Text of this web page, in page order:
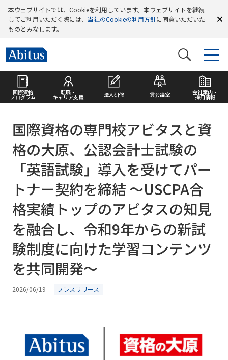
本ウェブサイトでは、Cookieを利用しています。本ウェブサイトを継続
してご利用いただく際には、 当社のCookieの利用方針に同意いただいた
ものとみなします。
国際資格
プログラム
転職・
キャリア支援 法人研修 貸会議室 会社案内・
採用情報
国際資格の専門校アビタスと資
格の大原、公認会計士試験の
「英語試験」導入を受けてパー
トナー契約を締結 ～USCPA合
格実績トップのアビタスの知見
を融合し、令和9年からの新試
験制度に向けた学習コンテンツ
を共同開発～
2026/06/19 プレスリリース